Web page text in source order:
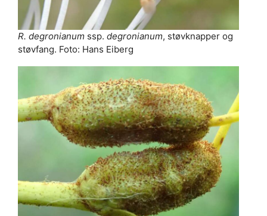
R. degronianum ssp. degronianum, støvknapper og
støvfang. Foto: Hans Eiberg